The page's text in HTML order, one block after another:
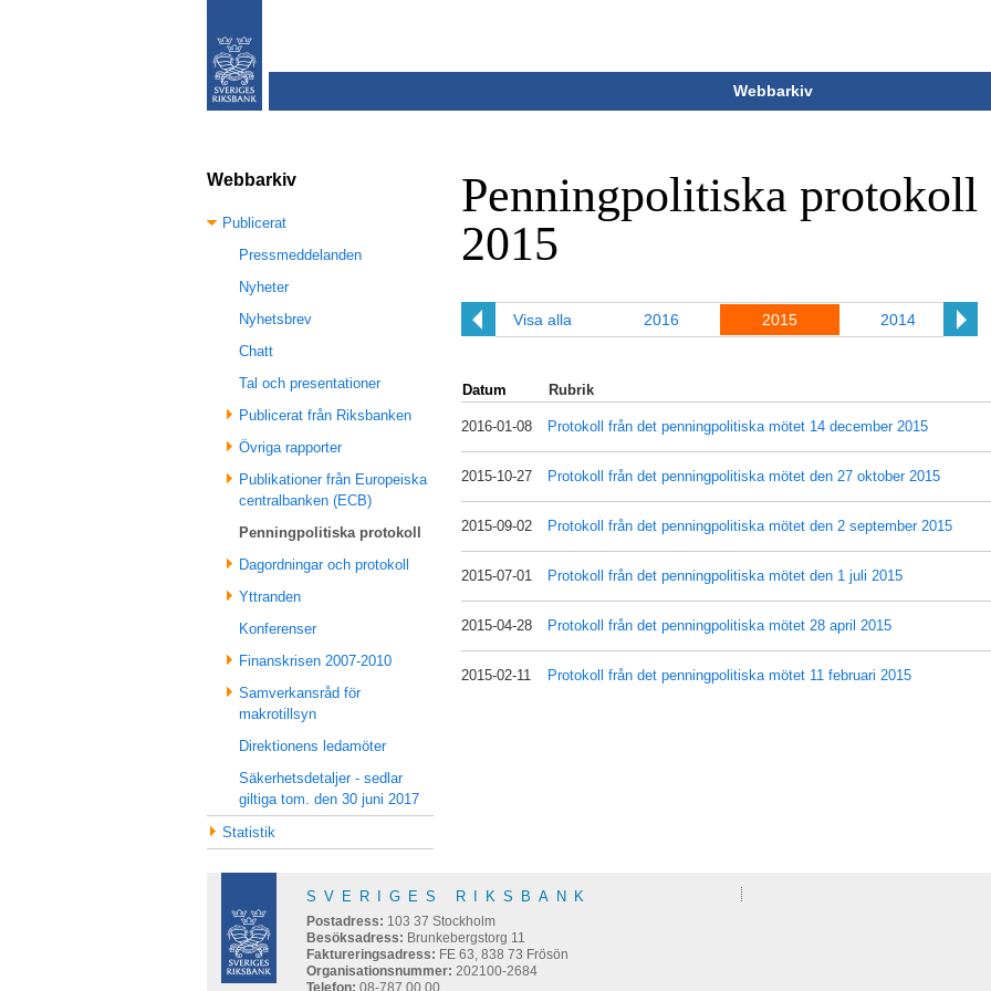
Webbarkiv
Penningpolitiska protokoll
2015
Visa alla 2016 2015 2014
Datum Rubrik
2016-01-08 Protokoll från det penningpolitiska mötet 14 december 2015
2015-10-27 Protokoll från det penningpolitiska mötet den 27 oktober 2015
2015-09-02 Protokoll från det penningpolitiska mötet den 2 september 2015
2015-07-01 Protokoll från det penningpolitiska mötet den 1 juli 2015
2015-04-28 Protokoll från det penningpolitiska mötet 28 april 2015
2015-02-11 Protokoll från det penningpolitiska mötet 11 februari 2015
Webbarkiv
Publicerat
Pressmeddelanden
Nyheter
Nyhetsbrev
Chatt
Tal och presentationer
Publicerat från Riksbanken
Övriga rapporter
Publikationer från Europeiska
centralbanken (ECB)
Penningpolitiska protokoll
Dagordningar och protokoll
Yttranden
Konferenser
Finanskrisen 2007-2010
Samverkansråd för
makrotillsyn
Direktionens ledamöter
Säkerhetsdetaljer - sedlar
giltiga tom. den 30 juni 2017
Statistik
SVERIGES RIKSBANK
Postadress: 103 37 Stockholm
Besöksadress: Brunkebergstorg 11
Faktureringsadress: FE 63, 838 73 Frösön
Organisationsnummer: 202100-2684
Telefon: 08-787 00 00